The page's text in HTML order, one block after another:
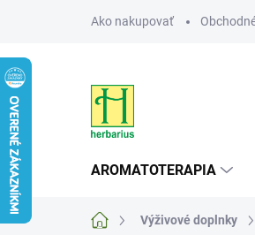
Ako nakupovať
AROMATOTERAPIA
DomovVýživové doplnky